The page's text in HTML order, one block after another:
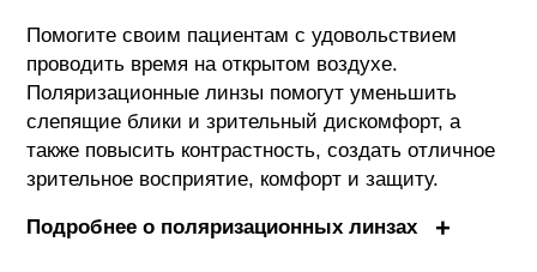
Помогите своим пациентам с удовольствием
проводить время на открытом воздухе.
Поляризационные линзы помогут уменьшить
слепящие блики и зрительный дискомфорт, а
также повысить контрастность, создать отличное
зрительное восприятие, комфорт и защиту.
Подробнее о поляризационных линзах